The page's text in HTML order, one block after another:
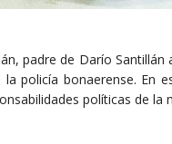
padre de Darío
policía bonaerense. En
políticas de la